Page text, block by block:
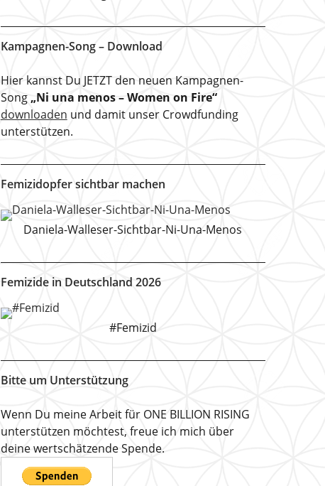
Kampagnen-Song – Download
Hier kannst Du JETZT den neuen Kampagnen-
Song„Ni una menos – Women on Fire“
downloaden und damit unser Crowdfunding
unterstützen.
Femizidopfer sichtbar machen
Daniela-Walleser-Sichtbar-Ni-Una-Menos
Femizide in Deutschland 2026
#Femizid
Bitte um Unterstützung
Wenn Du meine Arbeit für ONE BILLION RISING
unterstützen möchtest, freue ich mich über
deine wertschätzende Spende.